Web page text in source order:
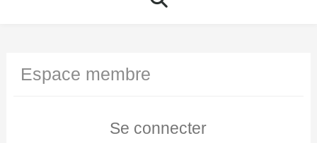
Espace membre
Se connecter